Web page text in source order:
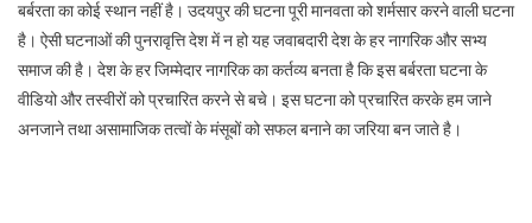
की
कड़ी
भर्तसना
करती
बर्बरता का कोई स्थान नहीं है। उदयपुर की घटना पूरी मानवता को शर्मसार करने वाली घटना
है। ऐसी घटनाओं की पुनरावृत्ति देश में न हो यह जवाबदारी देश के हर नागरिक और सभ्य
समाज की है। देश के हर जिम्मेदार नागरिक का कर्तव्य बनता है कि इस बर्बरता घटना के
वीडियो और तस्वीरों को प्रचारित करने से बचे। इस घटना को प्रचारित करके हम जाने
अनजाने तथा असामाजिक तत्वों के मंसूबों को सफल बनाने का जरिया बन जाते है।